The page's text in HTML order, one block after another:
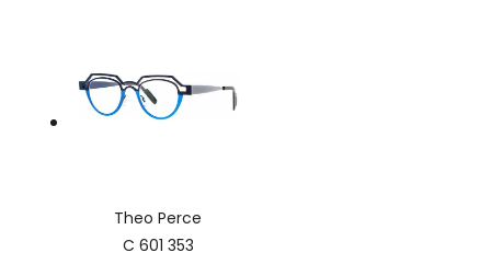
Theo Perce
C 601 353